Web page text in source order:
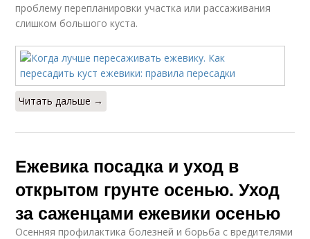
проблему перепланировки участка или рассаживания
слишком большого куста.
Читать дальше →
Ежевика посадка и уход в
открытом грунте осенью. Уход
за саженцами ежевики осенью
Осенняя профилактика болезней и борьба с вредителями